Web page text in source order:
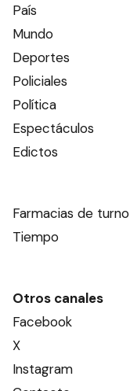
País
Mundo
Deportes
Policiales
Política
Espectáculos
Edictos
Farmacias de turno
Tiempo
Otros canales
Facebook
X
Instagram